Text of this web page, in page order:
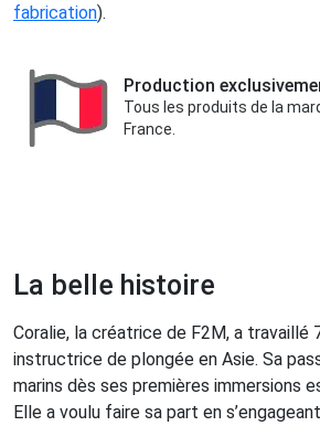
fabrication).
Production
Tous les produits de la
France.
La belle histoire
Coralie, la créatrice de F2M, a travaillé
instructrice de plongée en Asie. Sa
marins dès ses premières immersions
Elle a voulu faire sa part en